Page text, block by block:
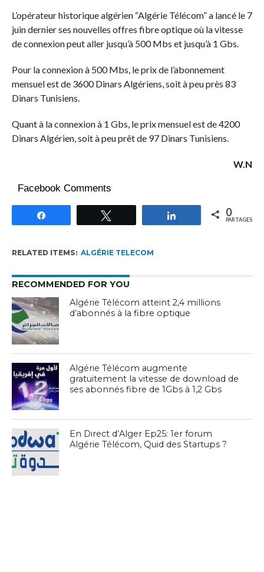
L’opérateur historique algérien “Algérie Télécom” a lancé le 7
juin dernier ses nouvelles offres fibre optique où la vitesse
de connexion peut aller jusqu’à 500 Mbs et jusqu’à 1 Gbs.
Pour la connexion à 500 Mbs, le prix de l’abonnement
mensuel est de 3600 Dinars Algériens, soit à peu près 83
Dinars Tunisiens.
Quant à la connexion à 1 Gbs, le prix mensuel est de 4200
Dinars Algérien, soit à peu prêt de 97 Dinars Tunisiens.
W.N
Facebook Comments
Partagez 0
PARTAGES
RELATED ITEMS: ALGÉRIE TELECOM
RECOMMENDED FOR YOU
Algérie Télécom atteint 2,4 millions
d’abonnés à la fibre optique
Algérie Télécom augmente
gratuitement la vitesse de download de
ses abonnés fibre de 1Gbs à 1,2 Gbs
En Direct d’Alger Ep25: 1er forum
Algérie Télécom, Quid des Startups ?